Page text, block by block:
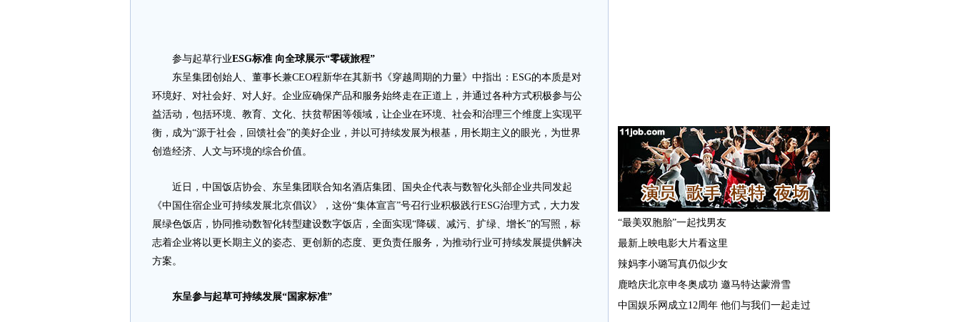
参与起草行业ESG标准 向全球展示“零碳旅程”
东呈集团创始人、董事长兼CEO程新华在其新书《穿越周期的力量》中指出：ESG的本质是对
环境好、对社会好、对人好。企业应确保产品和服务始终走在正道上，并通过各种方式积极参与公
益活动，包括环境、教育、文化、扶贫帮困等领域，让企业在环境、社会和治理三个维度上实现平
衡，成为“源于社会，回馈社会”的美好企业，并以可持续发展为根基，用长期主义的眼光，为世界
创造经济、人文与环境的综合价值。
近日，中国饭店协会、东呈集团联合知名酒店集团、国央企代表与数智化头部企业共同发起
《中国住宿企业可持续发展北京倡议》，这份“集体宣言”号召行业积极践行ESG治理方式，大力发
展绿色饭店，协同推动数智化转型建设数字饭店，全面实现“降碳、减污、扩绿、增长”的写照，标
志着企业将以更长期主义的姿态、更创新的态度、更负责任服务，为推动行业可持续发展提供解决
方案。
东呈参与起草可持续发展“国家标准”